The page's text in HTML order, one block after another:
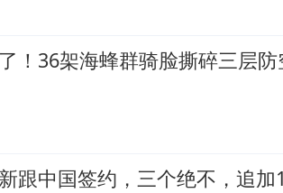
！36架海蜂群骑脸撕碎三层
跟中国签约，三个绝不，追加